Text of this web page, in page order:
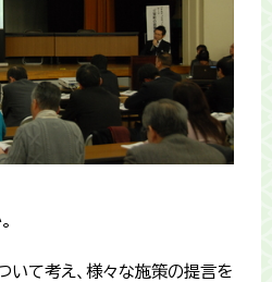
いて考え、様々な施策の提言を